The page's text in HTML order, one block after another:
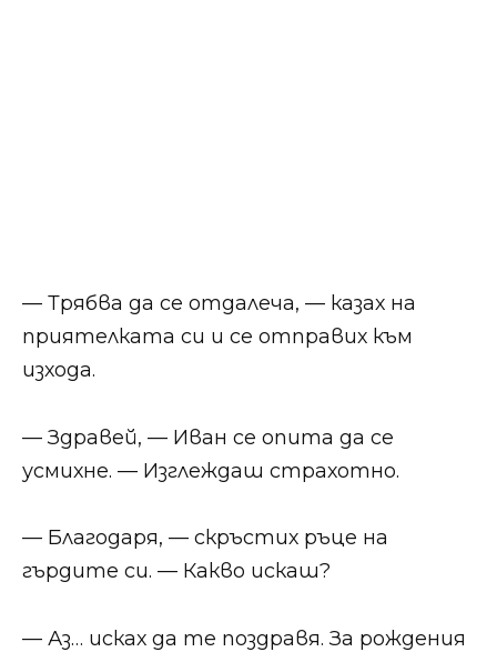
— Трябва да се отдалеча, — казах на
приятелката си и се отправих към
изхода.
— Здравей, — Иван се опита да се
усмихне. — Изглеждаш страхотно.
— Благодаря, — скръстих ръце на
гърдите си. — Какво искаш?
— Аз… исках да те поздравя. За рождения